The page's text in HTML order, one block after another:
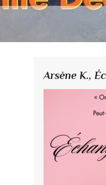
Arsène K.,